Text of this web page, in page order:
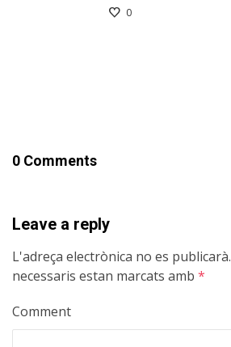
0
0 Comments
Leave a reply
L'adreça electrònica no es publicarà.
necessaris estan marcats amb *
Comment